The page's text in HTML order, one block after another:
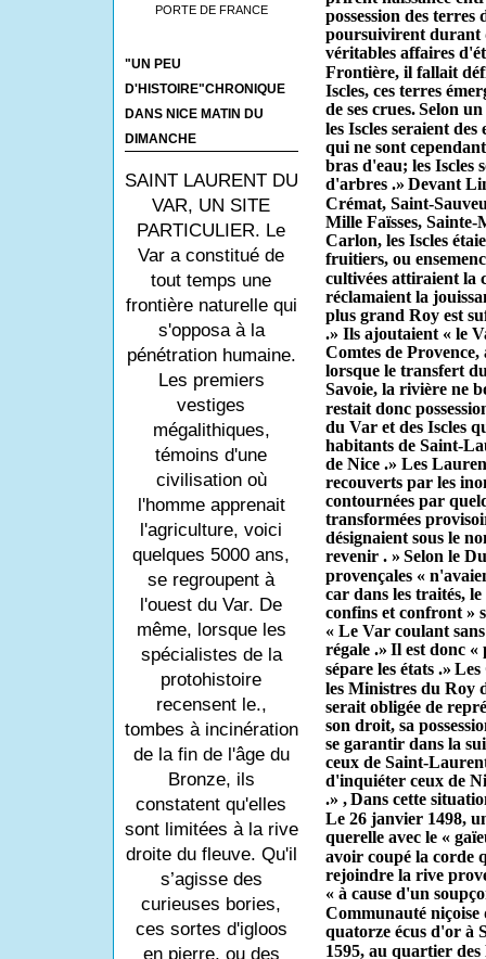
PORTE DE FRANCE
"UN PEU
D'HISTOIRE"CHRONIQUE
DANS NICE MATIN DU
DIMANCHE
SAINT LAURENT DU
VAR, UN SITE
PARTICULIER. Le
Var a constitué de
tout temps une
frontière naturelle qui
s'opposa à la
pénétration humaine.
Les premiers
vestiges
mégalithiques,
témoins d'une
civilisation où
l'homme apprenait
l'agriculture, voici
quelques 5000 ans,
se regroupent à
l'ouest du Var. De
même, lorsque les
spécialistes de la
protohistoire
recensent le.,
tombes à incinération
de la fin de l'âge du
Bronze, ils
constatent qu'elles
sont limitées à la rive
droite du fleuve. Qu'il
s’agisse des
curieuses bories,
ces sortes d'igloos
en pierre, ou des
possession des
poursuivirent durant
véritables affaires
Frontière, il fallait
Iscles, ces terres
de ses crues. Selon
les Iscles seraient
qui ne sont
bras d'eau; les Iscles
d'arbres .» Devant
Crémat, Saint-
Mille Faïsses,
Carlon, les Iscles
fruitiers, ou
cultivées attiraient la
réclamaient la
plus grand Roy est
.» Ils ajoutaient « le
Comtes de
lorsque le transfert
Savoie, la rivière ne
restait donc
du Var et des Iscles
habitants de Saint-
de Nice .» Les
recou­verts par les
contournées par
transformées
désignaient sous le
revenir . » Selon le
proven­çales «
car dans les traités,
confins et confront »
« Le Var coulant
régale .» Il est donc «
sépare les états .» Les
les Ministres du Roy
serait obligée de
son droit, sa
se garantir dans la
ceux de Saint-
d'inquiéter ceux de
.» , Dans cette
Le 26 janvier 1498,
querelle avec le «
avoir coupé la corde
rejoindre la rive
« à cause d'un
Communauté
quatorze écus d'or à
1595, au quartier des